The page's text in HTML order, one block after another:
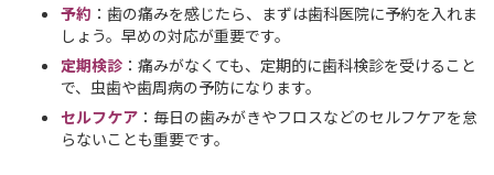
予約 ：歯の痛みを感じたら、まずは歯科医院に予約を入れま
しょう。早めの対応が重要です。
定期検診 ：痛みがなくても、定期的に歯科検診を受けること
で、虫歯や歯周病の予防になります。
セルフケア ：毎日の歯みがきやフロスなどのセルフケアを怠
らないことも重要です。